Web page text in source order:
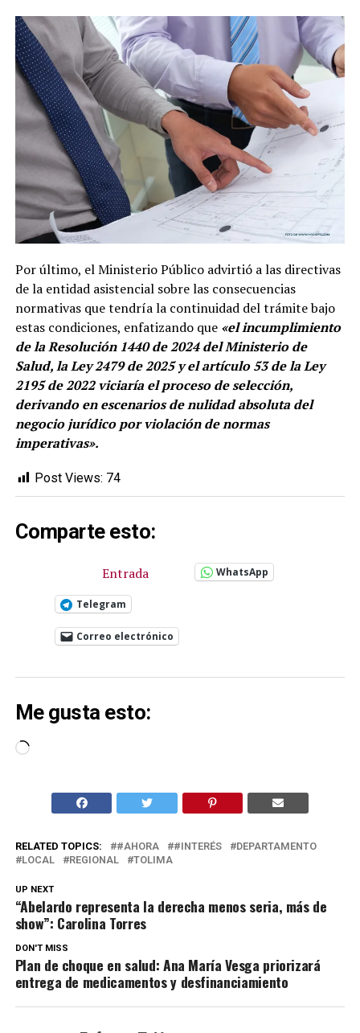
Por último, el Ministerio Público advirtió a las directivas
de la entidad asistencial sobre las consecuencias
normativas que tendría la continuidad del trámite bajo
estas condiciones, enfatizando que «el incumplimiento
de la Resolución 1440 de 2024 del Ministerio de
Salud, la Ley 2479 de 2025 y el artículo 53 de la Ley
2195 de 2022 viciaría el proceso de selección,
derivando en escenarios de nulidad absoluta del
negocio jurídico por violación de normas
imperativas».
Post Views: 74
Comparte esto:
Entrada WhatsApp
Telegram
Correo electrónico
Me gusta esto:
Cargando...
RELATED TOPICS: #AHORA #INTERÉS
DEPARTAMENTO
LOCAL
REGIONAL TOLIMA
UP NEXT
“Abelardo representa la derecha menos seria, más de
show”: Carolina Torres
DON'T MISS
Plan de choque en salud: Ana María Vesga priorizará
entrega de medicamentos y desfinanciamiento